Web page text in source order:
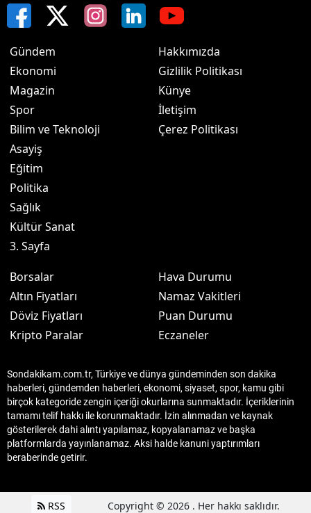
Gündem
Ekonomi
Magazin
Spor
Bilim ve Teknoloji
Asayiş
Eğitim
Politika
Sağlık
Kültür Sanat
3. Sayfa
Hakkımızda
Gizlilik Politikası
Künye
İletişim
Çerez Politikası
Borsalar
Altın Fiyatları
Döviz Fiyatları
Kripto Paralar
Hava Durumu
Namaz Vakitleri
Puan Durumu
Eczaneler
Sondakikam.com.tr, Türkiye ve dünya gündeminden son dakika
haberleri, gündemden haberleri, ekonomi, siyaset, spor, kamu gibi
birçok kategoride zengin içeriği okurlarına sunmaktadır. İçeriklerinin
tamamı telif hakkı ile korunmaktadır. İzin alınmadan ve kaynak
gösterilerek dahi alıntı yapılamaz, kopyalanamaz ve başka
platformlarda yayınlanamaz. Aksi halde kanuni yaptırımları
beraberinde getirir.
RSS Copyright © 2026 . Her hakkı saklıdır.